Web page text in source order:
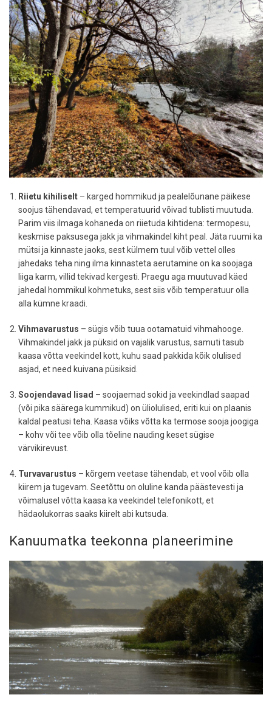
Riietu kihiliselt – karged hommikud ja pealelõunane päikese
soojus tähendavad, et temperatuurid võivad tublisti muutuda.
Parim viis ilmaga kohaneda on riietuda kihtidena: termopesu,
keskmise paksusega jakk ja vihmakindel kiht peal. Jäta ruumi ka
mütsi ja kinnaste jaoks, sest külmem tuul võib vettel olles
jahedaks teha ning ilma kinnasteta aerutamine on ka soojaga
liiga karm, villid tekivad kergesti. Praegu aga muutuvad käed
jahedal hommikul kohmetuks, sest siis võib temperatuur olla
alla kümne kraadi.
Vihmavarustus – sügis võib tuua ootamatuid vihmahooge.
Vihmakindel jakk ja püksid on vajalik varustus, samuti tasub
kaasa võtta veekindel kott, kuhu saad pakkida kõik olulised
asjad, et need kuivana püsiksid.
Soojendavad lisad – soojaemad sokid ja veekindlad saapad
(või pika säärega kummikud) on üliolulised, eriti kui on plaanis
kaldal peatusi teha. Kaasa võiks võtta ka termose sooja joogiga
– kohv või tee võib olla tõeline nauding keset sügise
värvikirevust.
Turvavarustus – kõrgem veetase tähendab, et vool võib olla
kiirem ja tugevam. Seetõttu on oluline kanda päästevesti ja
võimalusel võtta kaasa ka veekindel telefonikott, et
hädaolukorras saaks kiirelt abi kutsuda.
Kanuumatka teekonna planeerimine